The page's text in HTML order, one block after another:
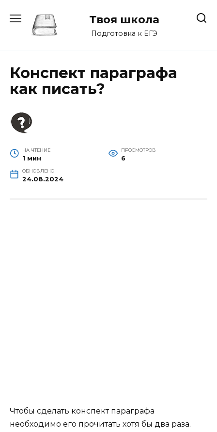
содержанию
Твоя школа
Подготовка к ЕГЭ
Конспект параграфа
как писать?
НА ЧТЕНИЕ
1 мин
ПРОСМОТРОВ
6
ОБНОВЛЕНО
24.08.2024
Чтобы сделать конспект параграфа
необходимо его прочитать хотя бы два раза.